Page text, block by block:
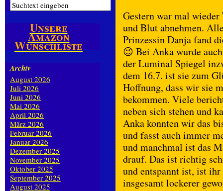
Gestern war mal
und Blut abnehmen.
Prinzessin Danja fand
😉 Bei Anka wurde
der Luminal Spiegel
dem 16.7. ist sie zum
Hoffnung, dass wir sie
bekommen. Viele
neben sich stehen und
Anka konnten wir das
und fasst auch immer
und manchmal ist das
drauf. Das ist richtig
und entspannt ist, ist
insgesamt lockerer
Unsere
Amazon
Wunschliste
Archiv
August 2026
Juli 2026
Juni 2026
Mai 2026
April 2026
März 2026
Februar 2026
Januar 2026
Dezember 2025
November 2025
Oktober 2025
September 2025
August 2025